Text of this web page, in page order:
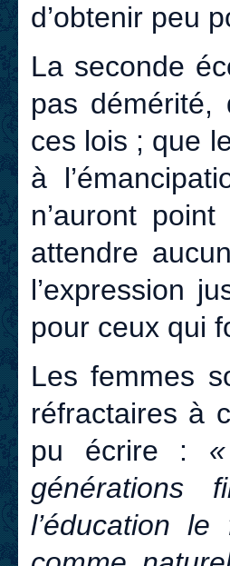
d’obtenir peu
La seconde
pas
ces lois ; que
à
n’auront
attendre
l’expression
pour ceux qui
Les femmes
réfractaires à
pu écrire :
générations
l’éducation